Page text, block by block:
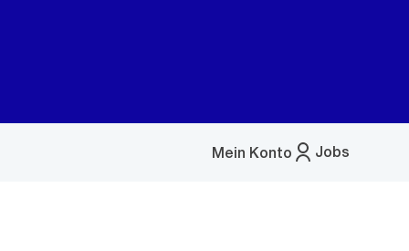
Jobs
Mein Konto
Menü